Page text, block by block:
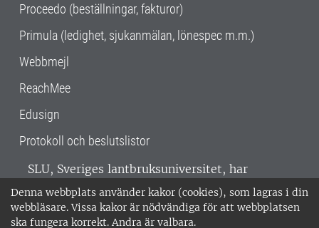
Denna webbplats använder kakor (cookies), som lagras i din
webbläsare. Vissa kakor är nödvändiga för att webbplatsen
ska fungera korrekt. Andra är valbara.
Proceedo (beställningar, fakturor)
Primula (ledighet, sjukanmälan, lönespec m.m.)
Webbmejl
ReachMee
Edusign
Protokoll och beslutslistor
SLU, Sveriges lantbruksuniversitet, har
verksamhet över hela Sverige. Huvudorter är
Alnarp, Uppsala och Umeå.SLU är
miljöcertifierat enligt ISO 14001. •